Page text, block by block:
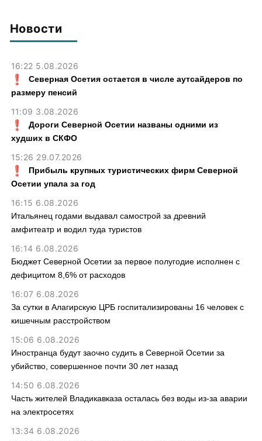
Новости
16:22 5.08.2026
Северная Осетия остается в числе аутсайдеров по
размеру пенсий
11:09 3.08.2026
Дороги Северной Осетии названы одними из
худших в СКФО
15:26 29.07.2026
Прибыль крупных туристических фирм Северной
Осетии упала за год
16:15 6.08.2026
Итальянец годами выдавал самострой за древний
амфитеатр и водил туда туристов
16:14 6.08.2026
Бюджет Северной Осетии за первое полугодие исполнен с
дефицитом 8,6% от расходов
16:07 6.08.2026
За сутки в Алагирскую ЦРБ госпитализированы 16 человек с
кишечным расстройством
15:06 6.08.2026
Иностранца будут заочно судить в Северной Осетии за
убийство, совершенное почти 30 лет назад
14:50 6.08.2026
Часть жителей Владикавказа осталась без воды из-за аварии
на электросетях
13:34 6.08.2026